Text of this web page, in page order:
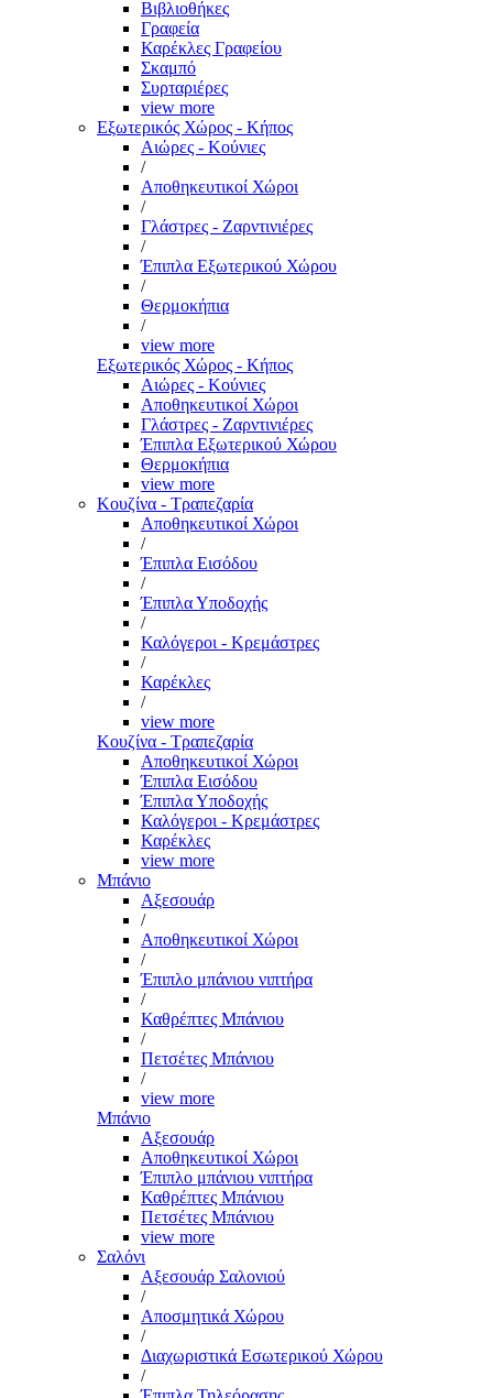
Βιβλιοθήκες
Γραφεία
Καρέκλες Γραφείου
Σκαμπό
Συρταριέρες
view more
Εξωτερικός Χώρος - Κήπος
Αιώρες - Κούνιες
/
Αποθηκευτικοί Χώροι
/
Γλάστρες - Ζαρντινιέρες
/
Έπιπλα Εξωτερικού Χώρου
/
Θερμοκήπια
/
view more
Εξωτερικός Χώρος - Κήπος
Αιώρες - Κούνιες
Αποθηκευτικοί Χώροι
Γλάστρες - Ζαρντινιέρες
Έπιπλα Εξωτερικού Χώρου
Θερμοκήπια
view more
Κουζίνα - Τραπεζαρία
Αποθηκευτικοί Χώροι
/
Έπιπλα Εισόδου
/
Έπιπλα Υποδοχής
/
Καλόγεροι - Κρεμάστρες
/
Καρέκλες
/
view more
Κουζίνα - Τραπεζαρία
Αποθηκευτικοί Χώροι
Έπιπλα Εισόδου
Έπιπλα Υποδοχής
Καλόγεροι - Κρεμάστρες
Καρέκλες
view more
Μπάνιο
Αξεσουάρ
/
Αποθηκευτικοί Χώροι
/
Έπιπλο μπάνιου νιπτήρα
/
Καθρέπτες Μπάνιου
/
Πετσέτες Μπάνιου
/
view more
Μπάνιο
Αξεσουάρ
Αποθηκευτικοί Χώροι
Έπιπλο μπάνιου νιπτήρα
Καθρέπτες Μπάνιου
Πετσέτες Μπάνιου
view more
Σαλόνι
Αξεσουάρ Σαλονιού
/
Αποσμητικά Χώρου
/
Διαχωριστικά Εσωτερικού Χώρου
/